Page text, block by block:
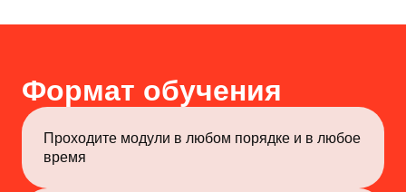
Формат обучения
Проходите модули в любом порядке и в любое
время